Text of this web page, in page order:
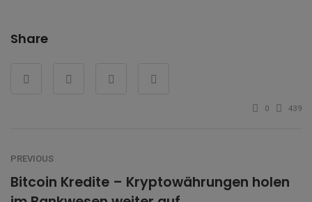
Share
0 439
PREVIOUS
Bitcoin Kredite – Kryptowährungen holen